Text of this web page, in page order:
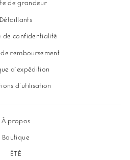
de grandeur
Détaillants
de confidentialité
remboursement
d'expédition
d'utilisation
À propos
Boutique
ÉTÉ